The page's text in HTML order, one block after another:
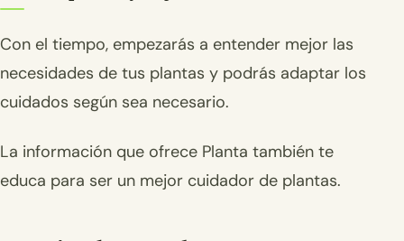
Con el tiempo, empezarás a entender mejor las
necesidades de tus plantas y podrás adaptar los
cuidados según sea necesario.
La información que ofrece Planta también te
educa para ser un mejor cuidador de plantas.